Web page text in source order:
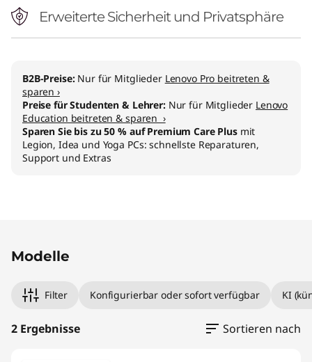
Erweiterte Sicherheit und Privatsphäre
B2B-Preise: Nur für Mitglieder Lenovo Pro beitreten &
sparen ›
Preise für Studenten & Lehrer: Nur für Mitglieder Lenovo
Education beitreten & sparen ›
Sparen Sie bis zu 50 % auf Premium Care Plusmit
Legion, Idea und Yoga PCs: schnellste Reparaturen,
Support und Extras
Modelle
Filter Konfigurierbar oder sofort verfügbar KI
2 Ergebnisse Sortieren nach